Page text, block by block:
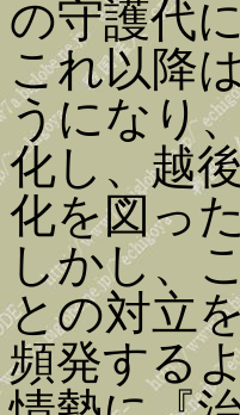
の守護代
これ以降
うになり
化し、越
化を図った
しかし、
との対立
頻発する